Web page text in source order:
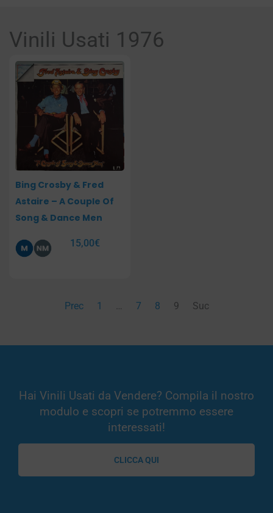
Vinili Usati 1976
Bing Crosby & Fred
Astaire – A Couple Of
Song & Dance Men
15,00€
Prec
Pagina
1 … 7 8 9 Suc
Hai Vinili Usati da Vendere? Compila il nostro
modulo e scopri se potremmo essere
interessati!
CLICCA QUI